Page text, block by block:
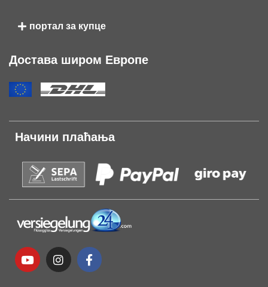
портал за купце
Достава широм Европе
Начини плаћања